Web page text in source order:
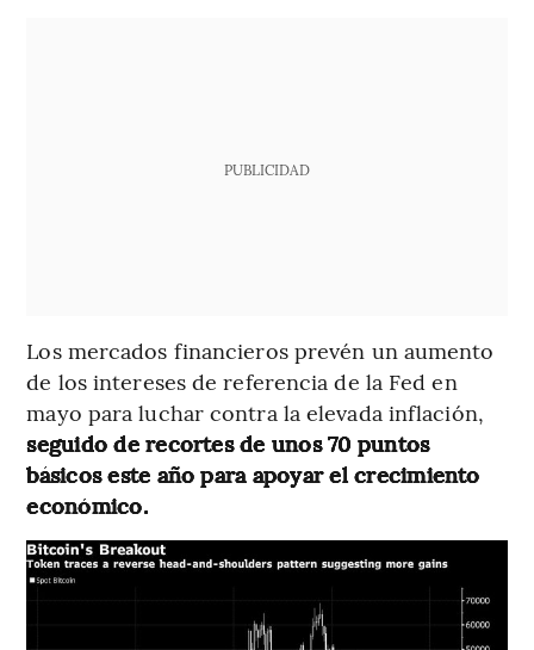
PUBLICIDAD
Los mercados financieros prevén un aumento
de los intereses de referencia de la Fed en
mayo para luchar contra la elevada inflación,
seguido de recortes de unos 70 puntos
básicos este año para apoyar el crecimiento
económico.